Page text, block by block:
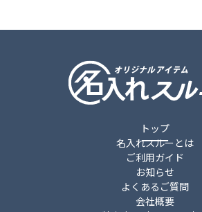
トップ
名入れスルーとは
ご利用ガイド
お知らせ
よくあるご質問
会社概要